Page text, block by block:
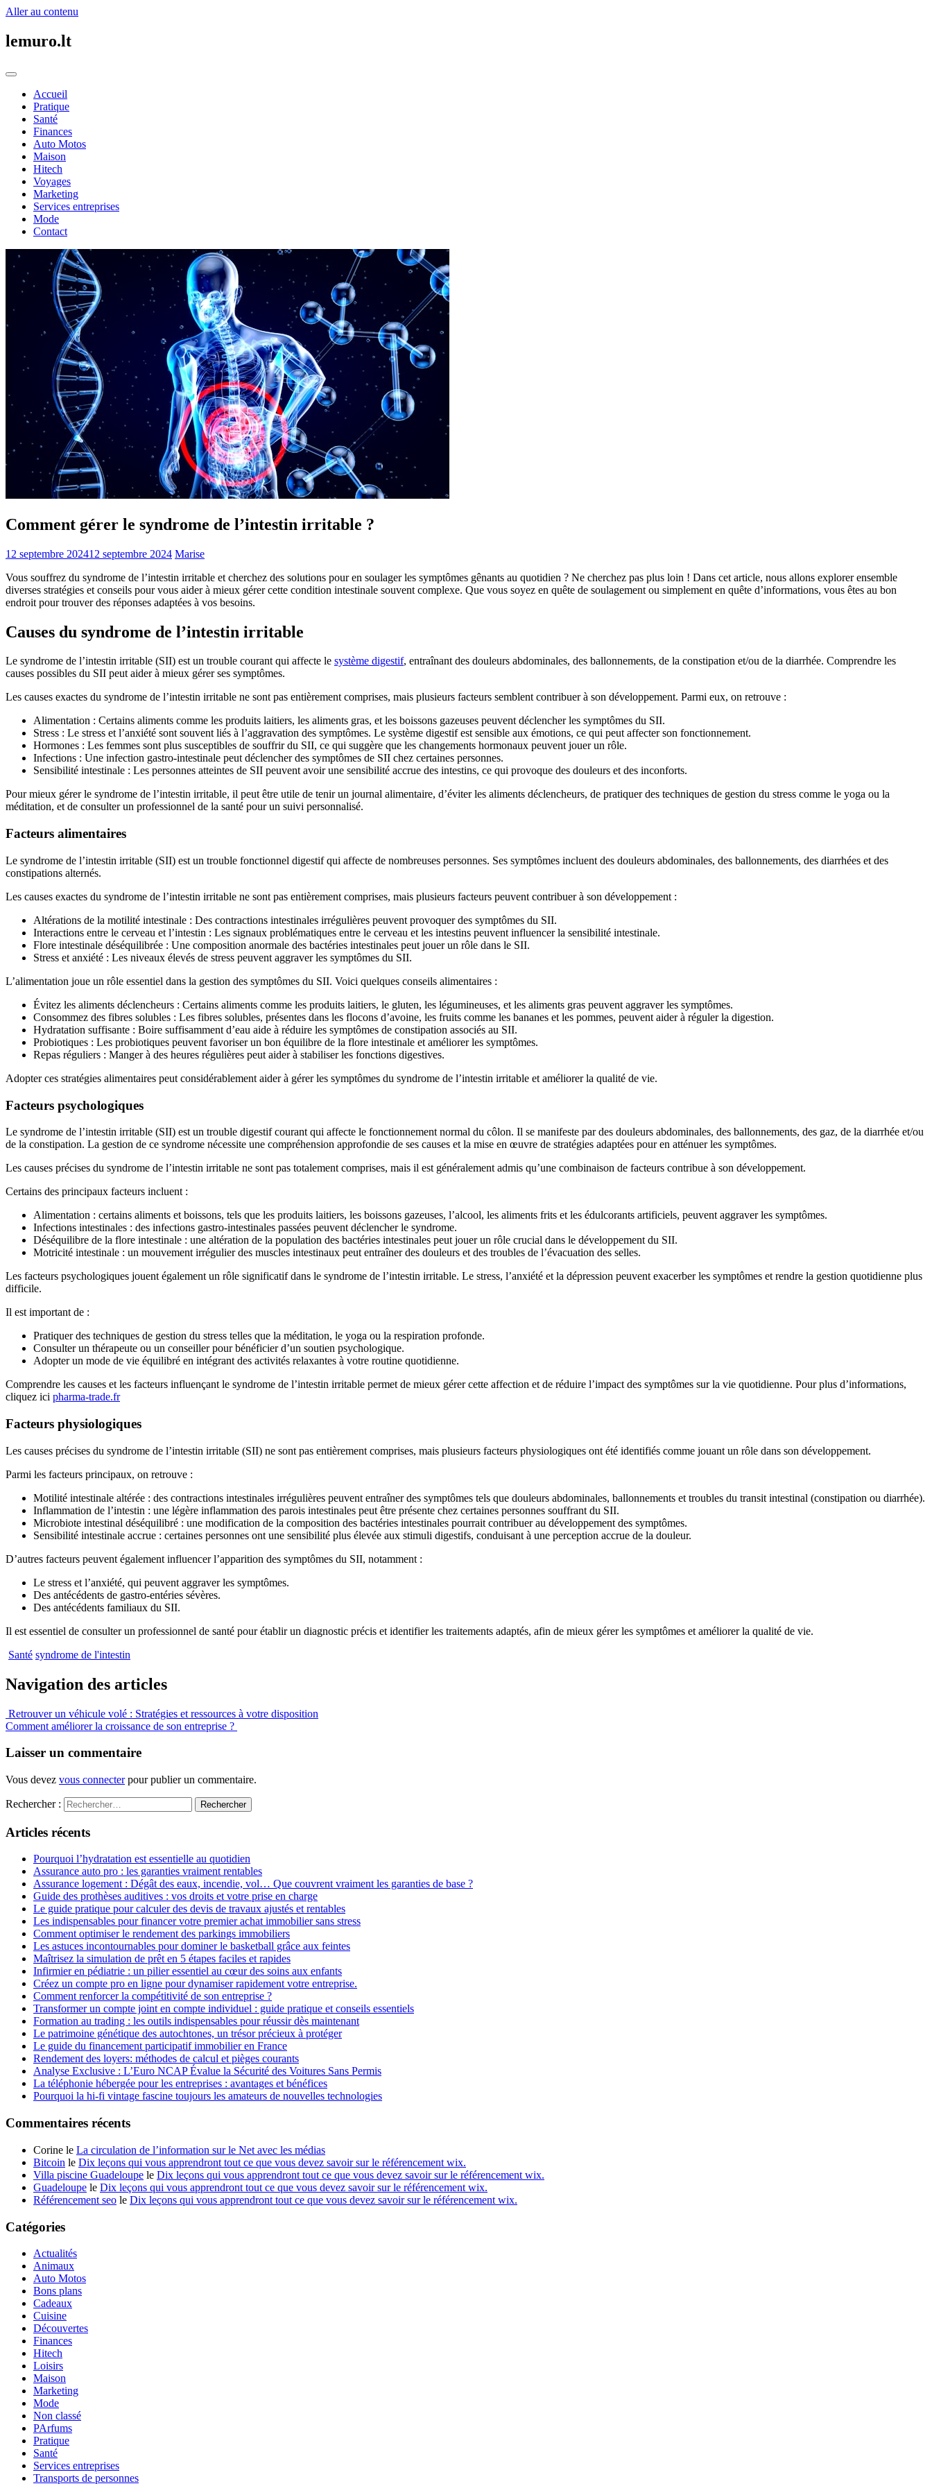
Aller au contenu
lemuro.lt
Accueil
Pratique
Santé
Finances
Auto Motos
Maison
Hitech
Voyages
Marketing
Services entreprises
Mode
Contact
Comment gérer le syndrome de l’intestin irritable ?
12 septembre 202412 septembre 2024 Marise
Vous souffrez du syndrome de l’intestin irritable et cherchez des solutions pour en soulager les symptômes gênants au quotidien ? Ne cherchez pas plus loin ! Dans cet article, nous allons explorer ensemble
diverses stratégies et conseils pour vous aider à mieux gérer cette condition intestinale souvent complexe. Que vous soyez en quête de soulagement ou simplement en quête d’informations, vous êtes au bon
endroit pour trouver des réponses adaptées à vos besoins.
Causes du syndrome de l’intestin irritable
Le syndrome de l’intestin irritable (SII) est un trouble courant qui affecte le système digestif, entraînant des douleurs abdominales, des ballonnements, de la constipation et/ou de la diarrhée. Comprendre les
causes possibles du SII peut aider à mieux gérer ses symptômes.
Les causes exactes du syndrome de l’intestin irritable ne sont pas entièrement comprises, mais plusieurs facteurs semblent contribuer à son développement. Parmi eux, on retrouve :
Alimentation : Certains aliments comme les produits laitiers, les aliments gras, et les boissons gazeuses peuvent déclencher les symptômes du SII.
Stress : Le stress et l’anxiété sont souvent liés à l’aggravation des symptômes. Le système digestif est sensible aux émotions, ce qui peut affecter son fonctionnement.
Hormones : Les femmes sont plus susceptibles de souffrir du SII, ce qui suggère que les changements hormonaux peuvent jouer un rôle.
Infections : Une infection gastro-intestinale peut déclencher des symptômes de SII chez certaines personnes.
Sensibilité intestinale : Les personnes atteintes de SII peuvent avoir une sensibilité accrue des intestins, ce qui provoque des douleurs et des inconforts.
Pour mieux gérer le syndrome de l’intestin irritable, il peut être utile de tenir un journal alimentaire, d’éviter les aliments déclencheurs, de pratiquer des techniques de gestion du stress comme le yoga ou la
méditation, et de consulter un professionnel de la santé pour un suivi personnalisé.
Facteurs alimentaires
Le syndrome de l’intestin irritable (SII) est un trouble fonctionnel digestif qui affecte de nombreuses personnes. Ses symptômes incluent des douleurs abdominales, des ballonnements, des diarrhées et des
constipations alternés.
Les causes exactes du syndrome de l’intestin irritable ne sont pas entièrement comprises, mais plusieurs facteurs peuvent contribuer à son développement :
Altérations de la motilité intestinale : Des contractions intestinales irrégulières peuvent provoquer des symptômes du SII.
Interactions entre le cerveau et l’intestin : Les signaux problématiques entre le cerveau et les intestins peuvent influencer la sensibilité intestinale.
Flore intestinale déséquilibrée : Une composition anormale des bactéries intestinales peut jouer un rôle dans le SII.
Stress et anxiété : Les niveaux élevés de stress peuvent aggraver les symptômes du SII.
L’alimentation joue un rôle essentiel dans la gestion des symptômes du SII. Voici quelques conseils alimentaires :
Évitez les aliments déclencheurs : Certains aliments comme les produits laitiers, le gluten, les légumineuses, et les aliments gras peuvent aggraver les symptômes.
Consommez des fibres solubles : Les fibres solubles, présentes dans les flocons d’avoine, les fruits comme les bananes et les pommes, peuvent aider à réguler la digestion.
Hydratation suffisante : Boire suffisamment d’eau aide à réduire les symptômes de constipation associés au SII.
Probiotiques : Les probiotiques peuvent favoriser un bon équilibre de la flore intestinale et améliorer les symptômes.
Repas réguliers : Manger à des heures régulières peut aider à stabiliser les fonctions digestives.
Adopter ces stratégies alimentaires peut considérablement aider à gérer les symptômes du syndrome de l’intestin irritable et améliorer la qualité de vie.
Facteurs psychologiques
Le syndrome de l’intestin irritable (SII) est un trouble digestif courant qui affecte le fonctionnement normal du côlon. Il se manifeste par des douleurs abdominales, des ballonnements, des gaz, de la diarrhée et/ou
de la constipation. La gestion de ce syndrome nécessite une compréhension approfondie de ses causes et la mise en œuvre de stratégies adaptées pour en atténuer les symptômes.
Les causes précises du syndrome de l’intestin irritable ne sont pas totalement comprises, mais il est généralement admis qu’une combinaison de facteurs contribue à son développement.
Certains des principaux facteurs incluent :
Alimentation : certains aliments et boissons, tels que les produits laitiers, les boissons gazeuses, l’alcool, les aliments frits et les édulcorants artificiels, peuvent aggraver les symptômes.
Infections intestinales : des infections gastro-intestinales passées peuvent déclencher le syndrome.
Déséquilibre de la flore intestinale : une altération de la population des bactéries intestinales peut jouer un rôle crucial dans le développement du SII.
Motricité intestinale : un mouvement irrégulier des muscles intestinaux peut entraîner des douleurs et des troubles de l’évacuation des selles.
Les facteurs psychologiques jouent également un rôle significatif dans le syndrome de l’intestin irritable. Le stress, l’anxiété et la dépression peuvent exacerber les symptômes et rendre la gestion quotidienne plus
difficile.
Il est important de :
Pratiquer des techniques de gestion du stress telles que la méditation, le yoga ou la respiration profonde.
Consulter un thérapeute ou un conseiller pour bénéficier d’un soutien psychologique.
Adopter un mode de vie équilibré en intégrant des activités relaxantes à votre routine quotidienne.
Comprendre les causes et les facteurs influençant le syndrome de l’intestin irritable permet de mieux gérer cette affection et de réduire l’impact des symptômes sur la vie quotidienne. Pour plus d’informations,
cliquez ici pharma-trade.fr
Facteurs physiologiques
Les causes précises du syndrome de l’intestin irritable (SII) ne sont pas entièrement comprises, mais plusieurs facteurs physiologiques ont été identifiés comme jouant un rôle dans son développement.
Parmi les facteurs principaux, on retrouve :
Motilité intestinale altérée : des contractions intestinales irrégulières peuvent entraîner des symptômes tels que douleurs abdominales, ballonnements et troubles du transit intestinal (constipation ou diarrhée).
Inflammation de l’intestin : une légère inflammation des parois intestinales peut être présente chez certaines personnes souffrant du SII.
Microbiote intestinal déséquilibré : une modification de la composition des bactéries intestinales pourrait contribuer au développement des symptômes.
Sensibilité intestinale accrue : certaines personnes ont une sensibilité plus élevée aux stimuli digestifs, conduisant à une perception accrue de la douleur.
D’autres facteurs peuvent également influencer l’apparition des symptômes du SII, notamment :
Le stress et l’anxiété, qui peuvent aggraver les symptômes.
Des antécédents de gastro-entéries sévères.
Des antécédents familiaux du SII.
Il est essentiel de consulter un professionnel de santé pour établir un diagnostic précis et identifier les traitements adaptés, afin de mieux gérer les symptômes et améliorer la qualité de vie.
Santé syndrome de l'intestin
Navigation des articles
Retrouver un véhicule volé : Stratégies et ressources à votre disposition
Comment améliorer la croissance de son entreprise ?
Laisser un commentaire
Vous devez vous connecterpour publier un commentaire.
Rechercher :
Articles récents
Pourquoi l’hydratation est essentielle au quotidien
Assurance auto pro : les garanties vraiment rentables
Assurance logement : Dégât des eaux, incendie, vol… Que couvrent vraiment les garanties de base ?
Guide des prothèses auditives : vos droits et votre prise en charge
Le guide pratique pour calculer des devis de travaux ajustés et rentables
Les indispensables pour financer votre premier achat immobilier sans stress
Comment optimiser le rendement des parkings immobiliers
Les astuces incontournables pour dominer le basketball grâce aux feintes
Maîtrisez la simulation de prêt en 5 étapes faciles et rapides
Infirmier en pédiatrie : un pilier essentiel au cœur des soins aux enfants
Créez un compte pro en ligne pour dynamiser rapidement votre entreprise.
Comment renforcer la compétitivité de son entreprise ?
Transformer un compte joint en compte individuel : guide pratique et conseils essentiels
Formation au trading : les outils indispensables pour réussir dès maintenant
Le patrimoine génétique des autochtones, un trésor précieux à protéger
Le guide du financement participatif immobilier en France
Rendement des loyers: méthodes de calcul et pièges courants
Analyse Exclusive : L’Euro NCAP Évalue la Sécurité des Voitures Sans Permis
La téléphonie hébergée pour les entreprises : avantages et bénéfices
Pourquoi la hi-fi vintage fascine toujours les amateurs de nouvelles technologies
Commentaires récents
Corine le La circulation de l’information sur le Net avec les médias
Bitcoin le Dix leçons qui vous apprendront tout ce que vous devez savoir sur le référencement wix.
Villa piscine Guadeloupe le Dix leçons qui vous apprendront tout ce que vous devez savoir sur le référencement wix.
Guadeloupe le Dix leçons qui vous apprendront tout ce que vous devez savoir sur le référencement wix.
Référencement seo le Dix leçons qui vous apprendront tout ce que vous devez savoir sur le référencement wix.
Catégories
Actualités
Animaux
Auto Motos
Bons plans
Cadeaux
Cuisine
Découvertes
Finances
Hitech
Loisirs
Maison
Marketing
Mode
Non classé
PArfums
Pratique
Santé
Services entreprises
Transports de personnes